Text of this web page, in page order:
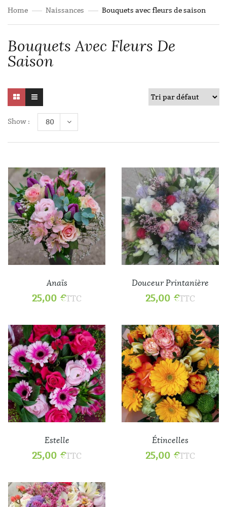
Home Naissances Bouquets avec fleurs de saison
Bouquets Avec Fleurs De
Saison
Show : 80
Anaïs
25,00 €TTC
Douceur Printanière
25,00 €TTC
Estelle
25,00 €TTC
Étincelles
25,00 €TTC